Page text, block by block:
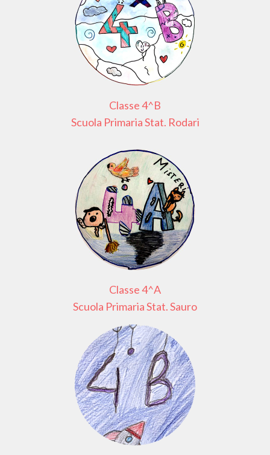
Classe 4^B
Scuola Primaria Stat. Rodari
Classe 4^A
Scuola Primaria Stat. Sauro